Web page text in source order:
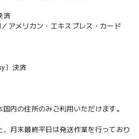
済
メリカン・エキスプレス・カード
）決済
国内の住所のみご利用いただけます。
月末最終平日は発送作業を行っており